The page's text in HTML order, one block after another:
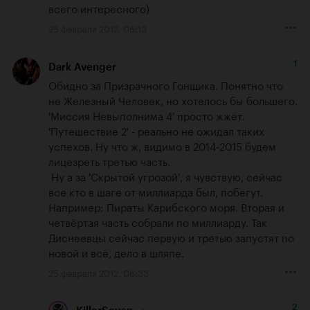
всего интересного)
Dark Avenger 1
Обидно за Призрачного Гонщика. Понятно что
не Железный Человек, но хотелось бы большего.
'Миссия Невыполнима 4' просто жжёт.
'Путешествие 2' - реально не ожидал таких
успехов. Ну что ж, видимо в 2014-2015 будем
лицезреть третью часть.
все кто в шаге от миллиарда был, побегут.
Например: Пираты Карибского моря. Вторая и
четвёртая часть собрали по миллиарду. Так
Диснеевцы сейчас первую и третью запустят по
новой и всё, дело в шляпе.
2